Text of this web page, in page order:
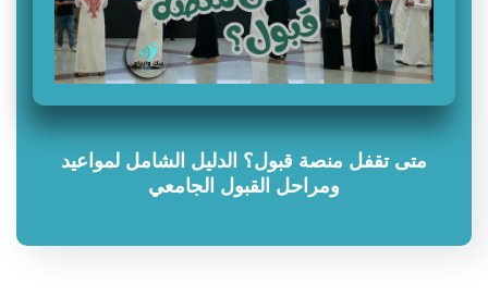
متى تقفل منصة قبول؟ الدليل الشامل لمواعيد
ومراحل القبول الجامعي